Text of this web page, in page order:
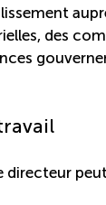
des
directeur